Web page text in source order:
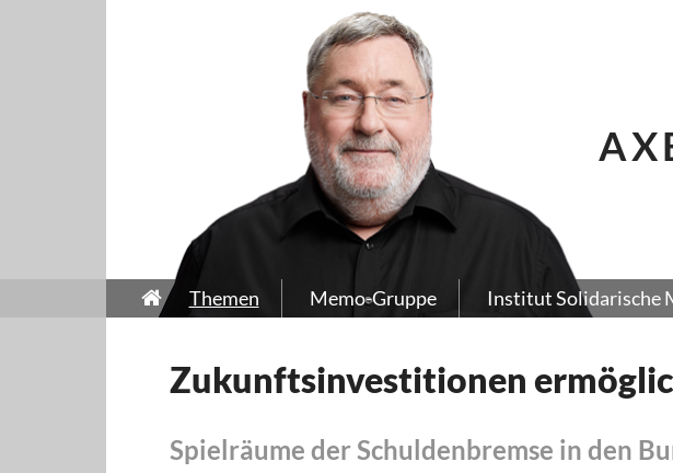
Themen Memo-Gruppe Institut Solidarische
Zukunftsinvestitionen
Spielräume der Schuldenbremse in den